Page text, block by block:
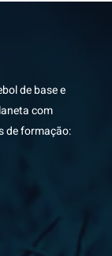
de base e
com
de formação: